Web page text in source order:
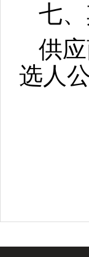
七
供
选人